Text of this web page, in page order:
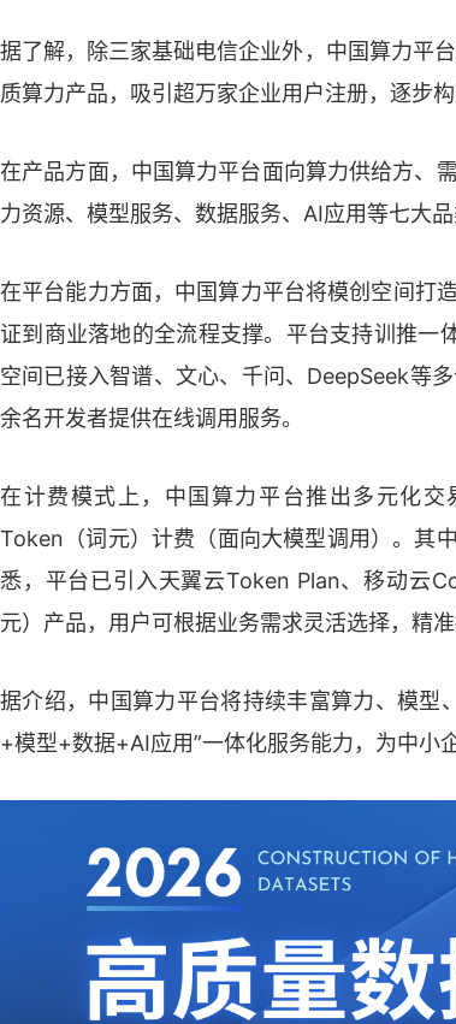
据了解，除三家基础电信企业外，中国算力平
质算力产品，吸引超万家企业用户注册，逐步
在产品方面，中国算力平台面向算力供给方、
力资源、模型服务、数据服务、AI应用等七大
在平台能力方面，中国算力平台将模创空间打
证到商业落地的全流程支撑。平台支持训推一
空间已接入智谱、文心、千问、DeepSeek等
余名开发者提供在线调用服务。
在计费模式上，中国算力平台推出多元化
Token（词元）计费（面向大模型调用）。其
悉，平台已引入天翼云Token Plan、移动云
元）产品，用户可根据业务需求灵活选择，精准
据介绍，中国算力平台将持续丰富算力、模型
+模型+数据+AI应用”一体化服务能力，为中小